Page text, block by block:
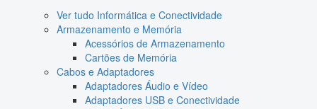
Ver tudo Informática e Conectividade
Armazenamento e Memória
Acessórios de Armazenamento
Cartões de Memória
Cabos e Adaptadores
Adaptadores Áudio e Vídeo
Adaptadores USB e Conectividade